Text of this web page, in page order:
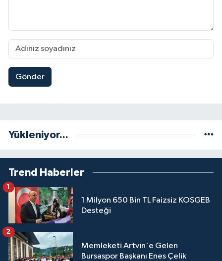
Gönder
Yükleniyor...
Trend Haberler
1 Milyon 650 Bin TL Faizsiz KOSGEB
Desteği
1
Memleketi Artvin'e Gelen
Bursaspor Başkanı Enes Çelik
2